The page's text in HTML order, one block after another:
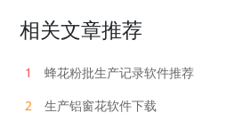
相关文章推荐
1
蜂花粉批生产记录软件推荐
2
生产铝窗花软件下载